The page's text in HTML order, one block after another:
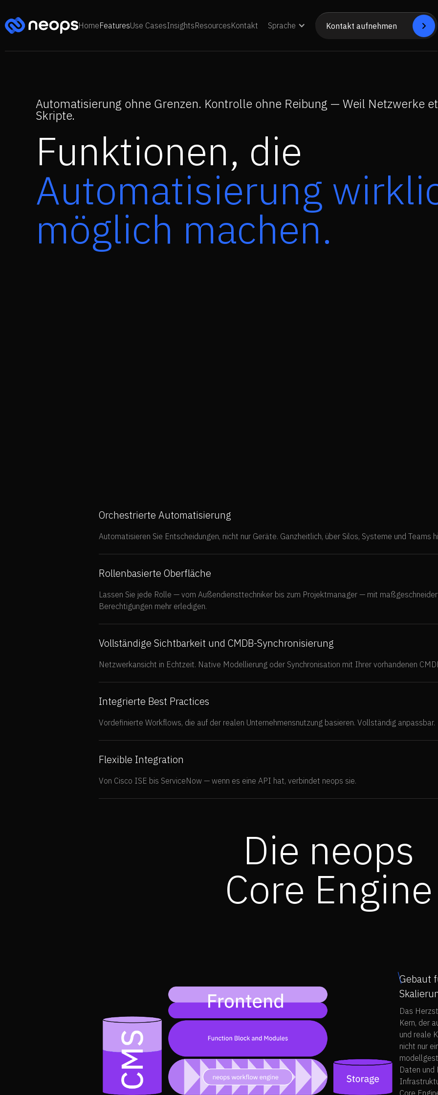
HomeFeaturesUse CasesInsightsResourcesKontakt Sprache
Kontakt aufnehmen

Automatisierung ohne Grenzen. Kontrolle ohne Reibung — Weil Netzwerke
Skripte.
Funktionen, die
Automatisierung
möglich machen.
Orchestrierte Automatisierung
Automatisieren Sie Entscheidungen, nicht nur Geräte. Ganzheitlich, über Silos, Systeme und Teams
Rollenbasierte Oberfläche
Lassen Sie jede Rolle — vom Außendiensttechniker bis zum Projektmanager — mit
Berechtigungen mehr erledigen.
Vollständige Sichtbarkeit und CMDB-Synchronisierung
Netzwerkansicht in Echtzeit. Native Modellierung oder Synchronisation mit Ihrer vorhandenen
Integrierte Best Practices
Vordefinierte Workflows, die auf der realen Unternehmensnutzung basieren. Vollständig anpassbar.
Flexible Integration
Von Cisco ISE bis ServiceNow — wenn es eine API hat, verbindet neops sie.
Die neops
Core Engine
Gebaut
Das
Kern, der
und reale
nicht nur
Daten und